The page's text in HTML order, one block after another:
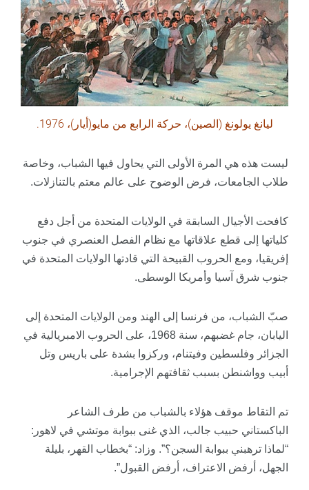
ليانغ يولونغ (الصين)، حركة الرابع من مايو(أيار)، 1976.
ليست هذه هي المرة الأولى التي يحاول فيها الشباب، وخاصة
طلاب الجامعات، فرض الوضوح على عالم معتم بالتنازلات.
كافحت الأجيال السابقة في الولايات المتحدة من أجل دفع
كلياتها إلى قطع علاقاتها مع نظام الفصل العنصري في جنوب
إفريقيا، ومع الحروب القبيحة التي قادتها الولايات المتحدة في
جنوب شرق آسيا وأمريكا الوسطى.
صبّ الشباب، من فرنسا إلى الهند ومن الولايات المتحدة إلى
اليابان، جام غضبهم، سنة 1968، على الحروب الامبريالية في
الجزائر وفلسطين وفيتنام، وركزوا بشدة على باريس وتل
أبيب وواشنطن بسبب ثقافتهم الإجرامية.
تم التقاط موقف هؤلاء بالشباب من طرف الشاعر
الباكستاني حبيب جالب، الذي غنى ببوابة موتشي في لاهور:
“لماذا ترهبني ببوابة السجن؟”. وزاد: “بخطاب القهر، بليلة
الجهل، أرفض الاعتراف، أرفض القبول”.